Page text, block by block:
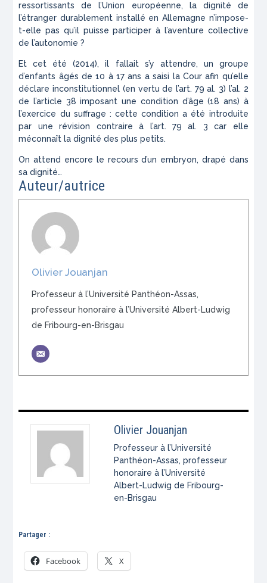
ressortissants de l’Union européenne, la dignité de
l’étranger durablement installé en Allemagne n’impose-
t-elle pas qu’il puisse participer à l’aventure collective
de l’autonomie ?
Et cet été (2014), il fallait s’y attendre, un groupe
d’enfants âgés de 10 à 17 ans a saisi la Cour afin qu’elle
déclare inconstitutionnel (en vertu de l’art. 79 al. 3) l’al. 2
de l’article 38 imposant une condition d’âge (18 ans) à
l’exercice du suffrage : cette condition a été introduite
par une révision contraire à l’art. 79 al. 3 car elle
méconnaît la dignité des plus petits.
On attend encore le recours d’un embryon, drapé dans
sa dignité…
Auteur/autrice
Olivier Jouanjan
Professeur à l’Université Panthéon-Assas,
professeur honoraire à l’Université Albert-Ludwig
de Fribourg-en-Brisgau
Olivier Jouanjan
Professeur à l’Université
Panthéon-Assas, professeur
honoraire à l’Université
Albert-Ludwig de Fribourg-
en-Brisgau
Partager :
Facebook X